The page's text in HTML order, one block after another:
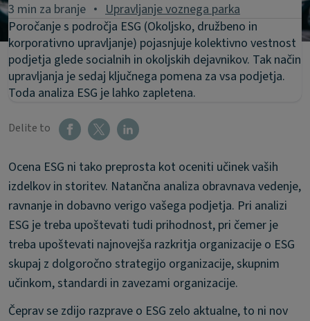
3 min za branje
Upravljanje voznega parka
Poročanje s področja ESG (Okoljsko, družbeno in
korporativno upravljanje) pojasnjuje kolektivno vestnost
podjetja glede socialnih in okoljskih dejavnikov. Tak način
upravljanja je sedaj ključnega pomena za vsa podjetja.
Toda analiza ESG je lahko zapletena.
Delite to
Ocena ESG ni tako preprosta kot oceniti učinek vaših
izdelkov in storitev. Natančna analiza obravnava vedenje,
ravnanje in dobavno verigo vašega podjetja. Pri analizi
ESG je treba upoštevati tudi prihodnost, pri čemer je
treba upoštevati najnovejša razkritja organizacije o ESG
skupaj z dolgoročno strategijo organizacije, skupnim
učinkom, standardi in zavezami organizacije.
Čeprav se zdijo razprave o ESG zelo aktualne, to ni nov